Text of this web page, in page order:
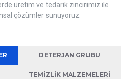
üretim ve tedarik zincirimiz ile
çözümler sunuyoruz.
DETERJAN GRUBU
TEMIZLIK MALZEMELERI